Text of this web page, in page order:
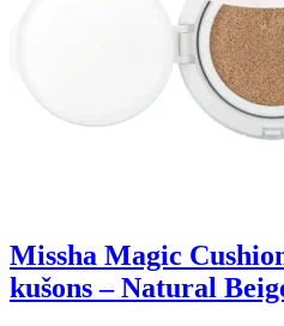
Missha Magic
kušons – Natural